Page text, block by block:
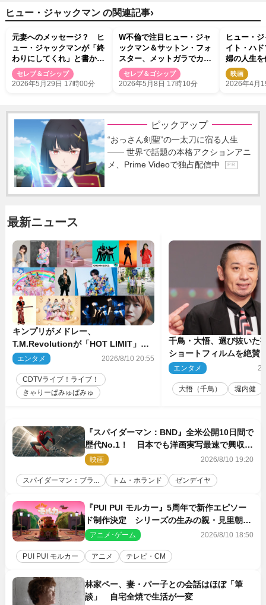
ヒュー・ジャックマン の関連記事›
元妻へのメッセージ？ ヒ
ュー・ジャックマンが「終
わりにしてくれ」と書かれ
たパーカーを着用
セレブ＆ゴシップ
2026年5月29日 17時00分
W不倫で注目ヒュー・ジャ
ックマン＆サットン・フォ
スター、メットガラでカッ
プルデビュー
セレブ＆ゴシップ
2026年5月8日 17時10分
ヒュー・
イト・ハ
婦の人生
グ・サン
の裏側に迫
映画
2026年4月
ピックアップ
“おっさん剣聖”の一太刀に宿る人生
―― 世界で話題の本格アクションアニ
メ、Prime Videoで独占配信中
P R
最新ニュース
キンプリがメドレー、
T.M.Revolutionが「HOT LIMIT」披
露 来週の『CDTVライブ！ライ
エンタメ 2026/8/10 20:55
CDTVライブ！ライブ！
きゃりーぱみゅぱみゅ
千鳥・大悟、選び抜いた
ショートフィルムを絶
話とか来るんじゃない？
エンタメ
大悟（千鳥） 堀内健
『スパイダーマン：BND』全米公開10日間で
歴代No.1！ 日本でも洋画実写最速で興収
30億円突破
映画 2026/8/10 19:20
スパイダーマン：ブラ... トム・ホランド ゼンデイヤ
『PUI PUI モルカー』5周年で新作エピソー
ド制作決定 シリーズの生みの親・見里朝希
監督が復帰
アニメ･ゲーム 2026/8/10 18:50
PUI PUI モルカー アニメ テレビ・CM
林家ペー、妻・パー子との会話はほぼ「筆
談」 自宅全焼で生活が一変